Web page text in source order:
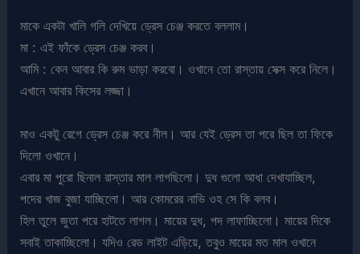
মাকে একটা খালি গলি দেখিয়ে ড্রেস চেঞ্জ করতে বললাম।
মা : এই ফাঁকে ড্রেস চেঞ্জ করব।
আমি : কেন আবার কি রুম ভাড়া করবো। ওখানে তো রাস্তায় সেক্স করে নিলে।
এখানে আবার কিসের লজ্জা।
মাও একটু রেগে ড্রেস চেঞ্জ করে নীল। আর যেই ড্রেস তা পরে ছিল তা ফিকে
দিলো ওখানে।
এবার মা পুরো ছিনাল রাস্তার মাল লাগছিলো। দুধ গুলো আধা দেখাযাচ্ছিল,
পদের খাজ বুজা যাচ্ছিলো। আর কোমরের নাভি ওহ সে কি বলব।
হিল তুলে জুতা পরে হাটতে লাগল। মায়ের দুধ, পদ লাফাচ্ছিলো। মায়ের দিকে
সবাই তাকাচ্ছিলো। যদিও রেড লাইট এড়িয়ে, তবুও মায়ের মত মাল ওখানে